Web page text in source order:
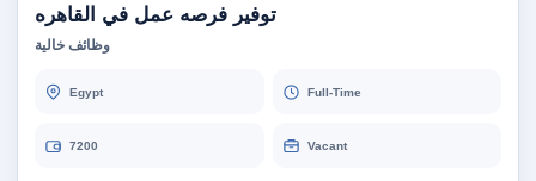
توفير فرصه عمل في القاهره
وظائف خالية
Egypt Full-Time
7200 Vacant